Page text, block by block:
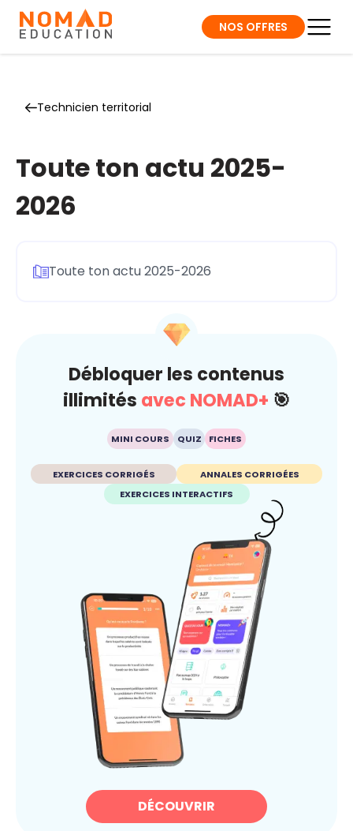
NOS OFFRES
Technicien territorial
Toute ton actu 2025-
2026
Toute ton actu 2025-2026
Débloquer les contenus
illimités avec NOMAD+ 🎯
MINI COURS QUIZ FICHES
EXERCICES CORRIGÉS
ANNALES CORRIGÉES
EXERCICES INTERACTIFS
DÉCOUVRIR